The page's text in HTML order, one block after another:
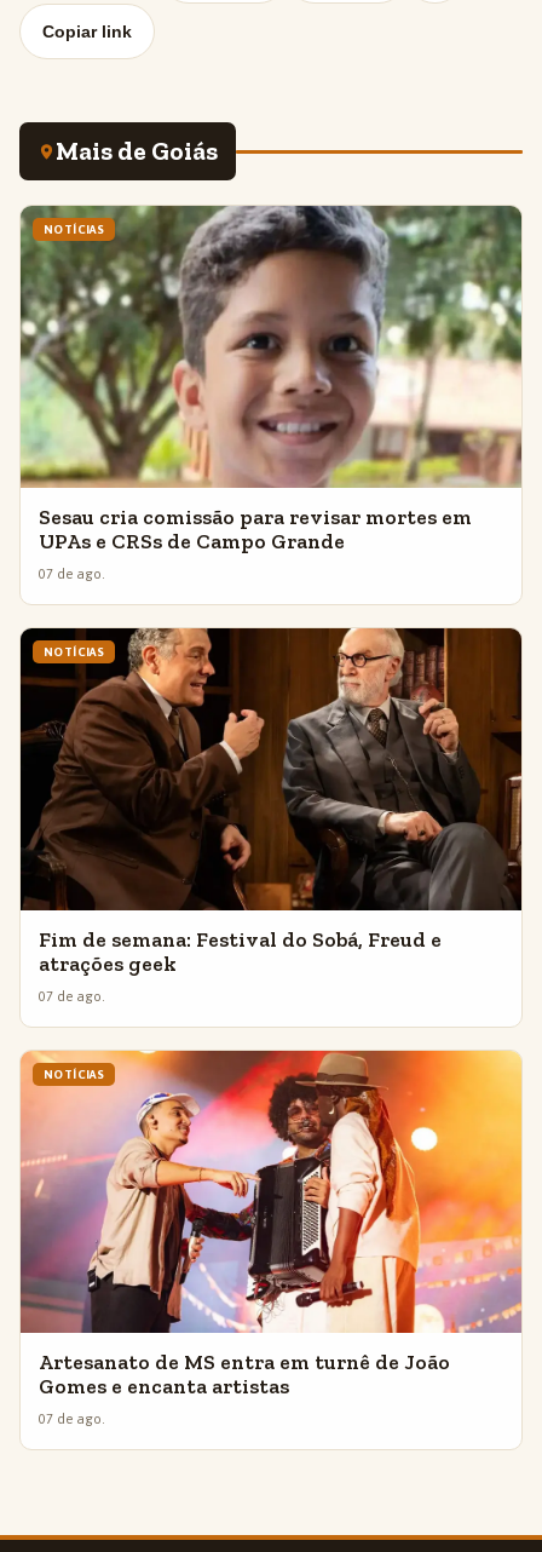
Copiar link
Mais de Goiás
NOTÍCIAS
Sesau cria comissão para revisar mortes em
UPAs e CRSs de Campo Grande
07 de ago.
NOTÍCIAS
Fim de semana: Festival do Sobá, Freud e
atrações geek
07 de ago.
NOTÍCIAS
Artesanato de MS entra em turnê de João
Gomes e encanta artistas
07 de ago.